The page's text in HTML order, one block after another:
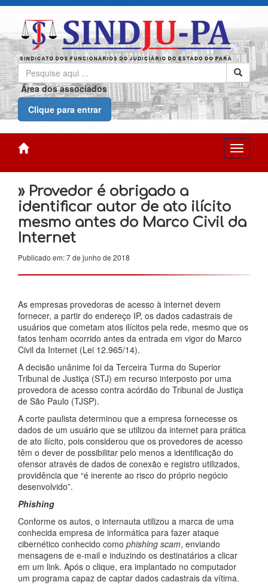
Área dos associados
Clique para entrar
» Provedor é obrigado a
identificar autor de ato ilícito
mesmo antes do Marco Civil da
Internet
Publicado em: 7 de junho de 2018
As empresas provedoras de acesso à internet devem
fornecer, a partir do endereço IP, os dados cadastrais de
usuários que cometam atos ilícitos pela rede, mesmo que os
fatos tenham ocorrido antes da entrada em vigor do Marco
Civil da Internet (Lei 12.965/14).
A decisão unânime foi da Terceira Turma do Superior
Tribunal de Justiça (STJ) em recurso interposto por uma
provedora de acesso contra acórdão do Tribunal de Justiça
de São Paulo (TJSP).
A corte paulista determinou que a empresa fornecesse os
dados de um usuário que se utilizou da internet para prática
de ato ilícito, pois considerou que os provedores de acesso
têm o dever de possibilitar pelo menos a identificação do
ofensor através de dados de conexão e registro utilizados,
providência que “é inerente ao risco do próprio negócio
desenvolvido”.
Phishing
Conforme os autos, o internauta utilizou a marca de uma
conhecida empresa de informática para fazer ataque
cibernético conhecido como phishing scam, enviando
mensagens de e-mail e induzindo os destinatários a clicar
em um link. Após o clique, era implantado no computador
um programa capaz de captar dados cadastrais da vítima.